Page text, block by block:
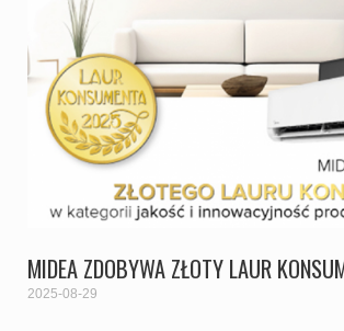
MIDEA ZDOBYWA ZŁOTY LAUR
2025-08-29